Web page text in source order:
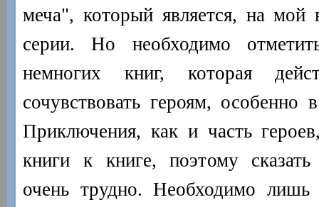
меча", который является, на мой
серии. Но необходимо
немногих книг, которая
сочувствовать героям,
Приключения, как и часть
книги к книге, поэтому сказать
очень трудно. Необходимо лишь